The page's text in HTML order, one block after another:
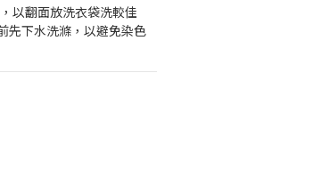
以翻面放洗衣袋洗較佳
先下水洗滌，以避免染色